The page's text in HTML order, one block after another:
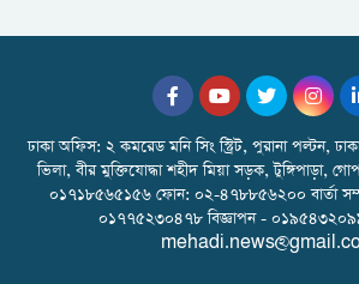
ঢাকা অফিস: ২ কমরেড মনি সিং স্ট্রিট, পুরানা পল্টন,
ভিলা, বীর মুক্তিযোদ্ধা শহীদ মিয়া সড়ক, টুঙ্গিপাড়া,
০১৭১৮৫৬৫১৫৬ ফোন: ০২-৪৭৮৮৫৬২০০ বার্তা
০১৭৭৫২৩০৪৭৮ বিজ্ঞাপন -